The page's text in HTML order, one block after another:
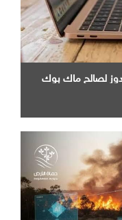
لصالح ماك بوك